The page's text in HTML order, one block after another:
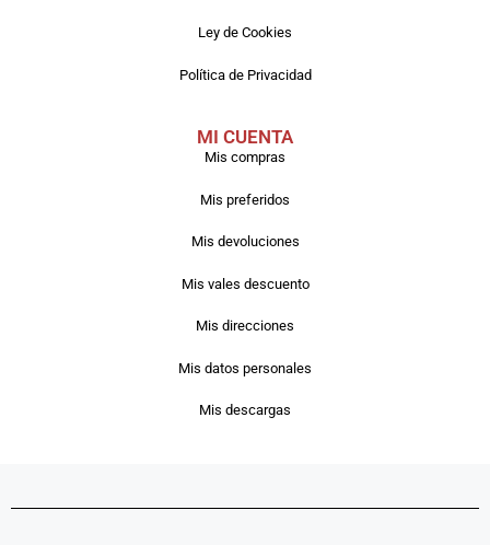
Ley de Cookies
Política de Privacidad
MI CUENTA
Mis compras
Mis preferidos
Mis devoluciones
Mis vales descuento
Mis direcciones
Mis datos personales
Mis descargas